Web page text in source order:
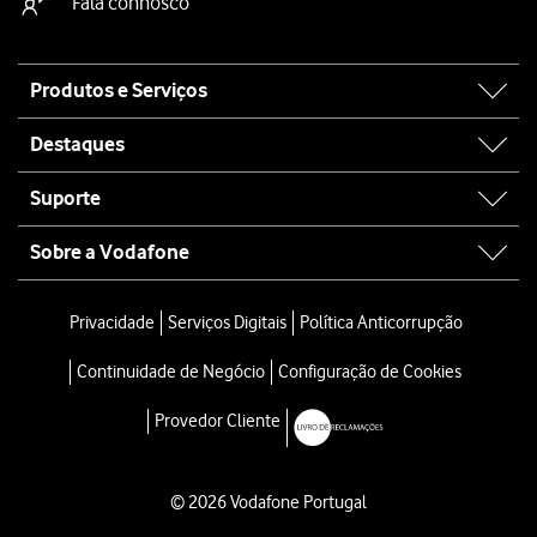
map
Produtos e Serviços
Destaques
Suporte
Sobre a Vodafone
Privacidade Serviços Digitais Política Anticorrupção
Continuidade de Negócio Configuração de Cookies
Provedor Cliente
© 2026 Vodafone Portugal